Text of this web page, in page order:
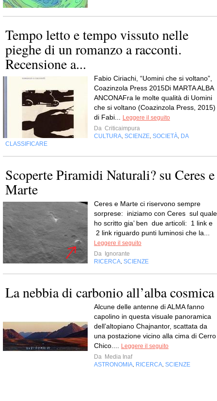
Tempo letto e tempo vissuto nelle
pieghe di un romanzo a racconti.
Recensione a...
Fabio Ciriachi, “Uomini che si voltano”,
Coazinzola Press 2015Di MARTA ALBA
ANCONAFra le molte qualità di Uomini
che si voltano (Coazinzola Press, 2015)
di Fabi...
Leggere il seguito
Da Criticaimpura
CULTURA SCIENZE SOCIETÀ DA
CLASSIFICARE
Scoperte Piramidi Naturali? su Ceres e
Marte
Ceres e Marte ci riservono sempre
sorprese: iniziamo con Ceres sul quale
ho scritto gia’ ben due articoli: 1 link e
2 link riguardo punti luminosi che la...
Leggere il seguito
Da Ignorante
RICERCA SCIENZE
La nebbia di carbonio all’alba cosmica
Alcune delle antenne di ALMA fanno
capolino in questa visuale panoramica
dell’altopiano Chajnantor, scattata da
una postazione vicino alla cima di Cerro
Chico....
Leggere il seguito
Da Media Inaf
ASTRONOMIA RICERCA SCIENZE